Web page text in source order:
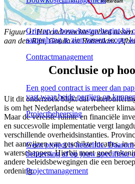
Grip op je bouwkosten begint bij
samenhang te zien tussen scope,
Contractmanagement
Een goed contract is meer dan
vast waar beide partijen op
Projectbeheersing
Geen project is hetzelfde.
beheersing af op jouw specifieke
Projectmanagement
Figuur 1: Het onderzochte gebied
aan den Rijn, Gouda en Rotterdam.
Conclusie op
Uit dit onderzoek blijkt dat
is om het Nederlandse waterbeheer
Maar de vereiste ruimte en financiële
en succesvolle implementatie vergt
verschillende overheidsinstanties.
het aanwijzen van geschikte locaties, in
waterschappen. Hierbij moet goed
andere beleidsbewegingen die een
ordening.